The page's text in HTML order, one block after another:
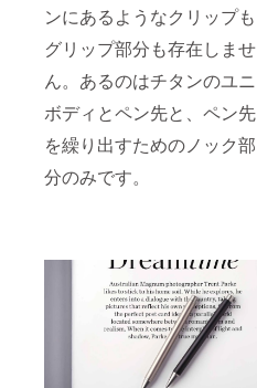
ンにあるようなクリップも
グリップ部分も存在しませ
ん。あるのはチタンのユニ
ボディとペン先と、ペン先
を繰り出すためのノック部
分のみです。